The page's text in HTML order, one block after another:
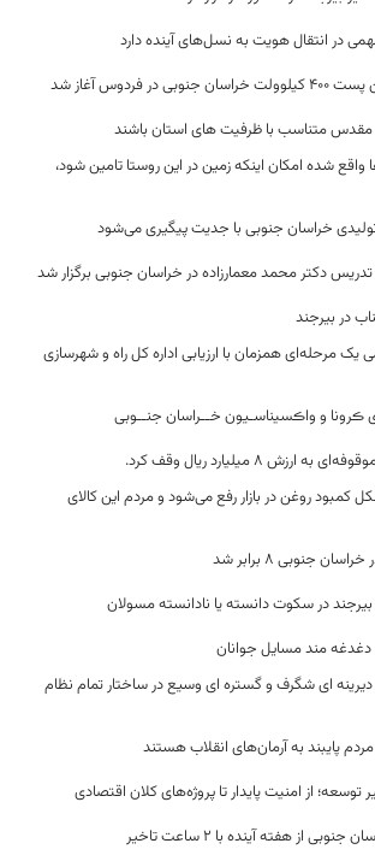
در انتقال هویت به نسل‌های آینده دارد
فردوس آغاز شد
مقدس متناسب با ظرفیت های استان باشند
شده امکان اینکه زمین در این روستا تامین شود،
خراسان جنوبی با جدیت پیگیری می‌شود
تدریس دکتر محمد معمارزاده در خراسان جنوبی برگزار شد
در بیرجند
مرحله‌ای همزمان با ارزیابی اداره کل راه و شهرسازی
ڪرونا و واڪسیناسـیون خــراسان جنــوبی
مشکل کمبود روغن در بازار رفع می‌شود و مردم این کالای
جنوبی ۸ برابر شد
در سکوت دانسته یا نادانسته مسولان
دغدغه مند مسایل جوانان
ای شگرف و گستره ای وسیع در ساختار تمام نظام
پایبند به آرمان‌های انقلاب هستند
از امنیت پایدار تا پروژه‌های کلان اقتصادی
از هفته آینده با ۲ ساعت تاخیر